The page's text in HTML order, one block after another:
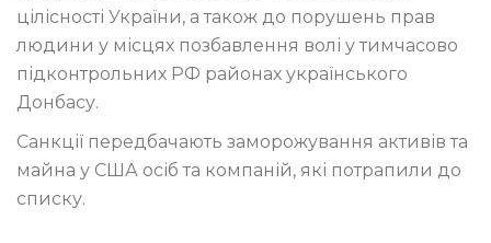
цілісності України, а також до порушень прав
людини у місцях позбавлення волі у тимчасово
підконтрольних РФ районах українського
Донбасу.
Санкції передбачають заморожування активів та
майна у США осіб та компаній, які потрапили до
списку.